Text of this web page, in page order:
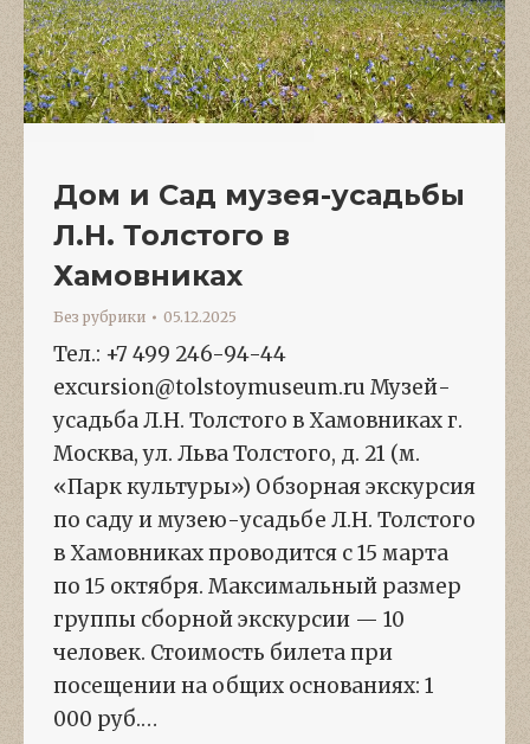
Дом и Сад музея-усадьбы
Л.Н. Толстого в
Хамовниках
Без рубрики 05.12.2025
Тел.: +7 499 246-94-44
excursion@tolstoymuseum.ru Музей-
усадьба Л.Н. Толстого в Хамовниках г.
Москва, ул. Льва Толстого, д. 21 (м.
«Парк культуры») Обзорная экскурсия
по саду и музею-усадьбе Л.Н. Толстого
в Хамовниках проводится с 15 марта
по 15 октября. Максимальный размер
группы сборной экскурсии — 10
человек. Стоимость билета при
посещении на общих основаниях: 1
000 руб.…